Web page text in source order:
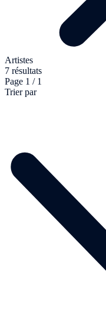
Artistes
7 résultats
Page 1 / 1
Trier par